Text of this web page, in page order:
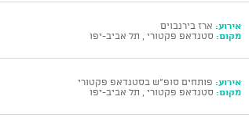
אירוע: ארז בירנבוים
מקום: סטנדאפ פקטורי , תל אביב-יפו
אירוע: פותחים סופ"ש בסטנדאפ פקטורי
מקום: סטנדאפ פקטורי , תל אביב-יפו